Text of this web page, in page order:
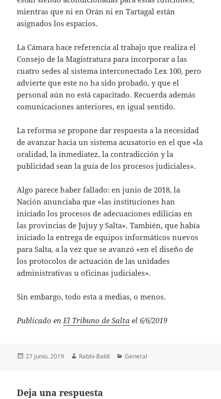
mientras que ni en Orán ni en Tartagal están
asignados los espacios.
La Cámara hace referencia al trabajo que realiza el
Consejo de la Magistratura para incorporar a las
cuatro sedes al sistema interconectado Lex 100, pero
advierte que este no ha sido probado, y que el
personal aún no está capacitado. Recuerda además
comunicaciones anteriores, en igual sentido.
La reforma se propone dar respuesta a la necesidad
de avanzar hacia un sistema acusatorio en el que «la
oralidad, la inmediatez, la contradicción y la
publicidad sean la guía de los procesos judiciales».
Algo parece haber fallado: en junio de 2018, la
Nación anunciaba que «las instituciones han
iniciado los procesos de adecuaciones edilicias en
las provincias de Jujuy y Salta». También, que había
iniciado la entrega de equipos informáticos nuevos
para Salta, a la vez que se avanzó «en el diseño de
los protocolos de actuación de las unidades
administrativas u oficinas judiciales».
Sin embargo, todo esta a medias, o menos.
Publicado enEl Tribuno de Salta el 6/6/2019
Publicado
27 junio, 2019 Autor
Rabbi-Baldi Categorías
General
Deja una respuesta